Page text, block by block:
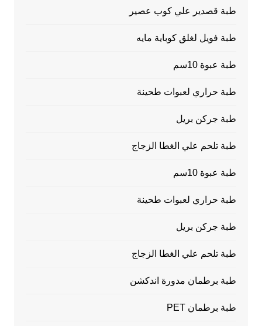
طبة قصدير علي كوب عصير
طبة فويل لغلق كوباية مايه
طبة عبوة 10سم
طبة حراري لعبوات طحينة
طبة جركن بريل
طبة تلحم علي الغطا الزجاج
طبة عبوة 10سم
طبة حراري لعبوات طحينة
طبة جركن بريل
طبة تلحم علي الغطا الزجاج
طبة برطمان مدورة اندكشن
طبة برطمان PET